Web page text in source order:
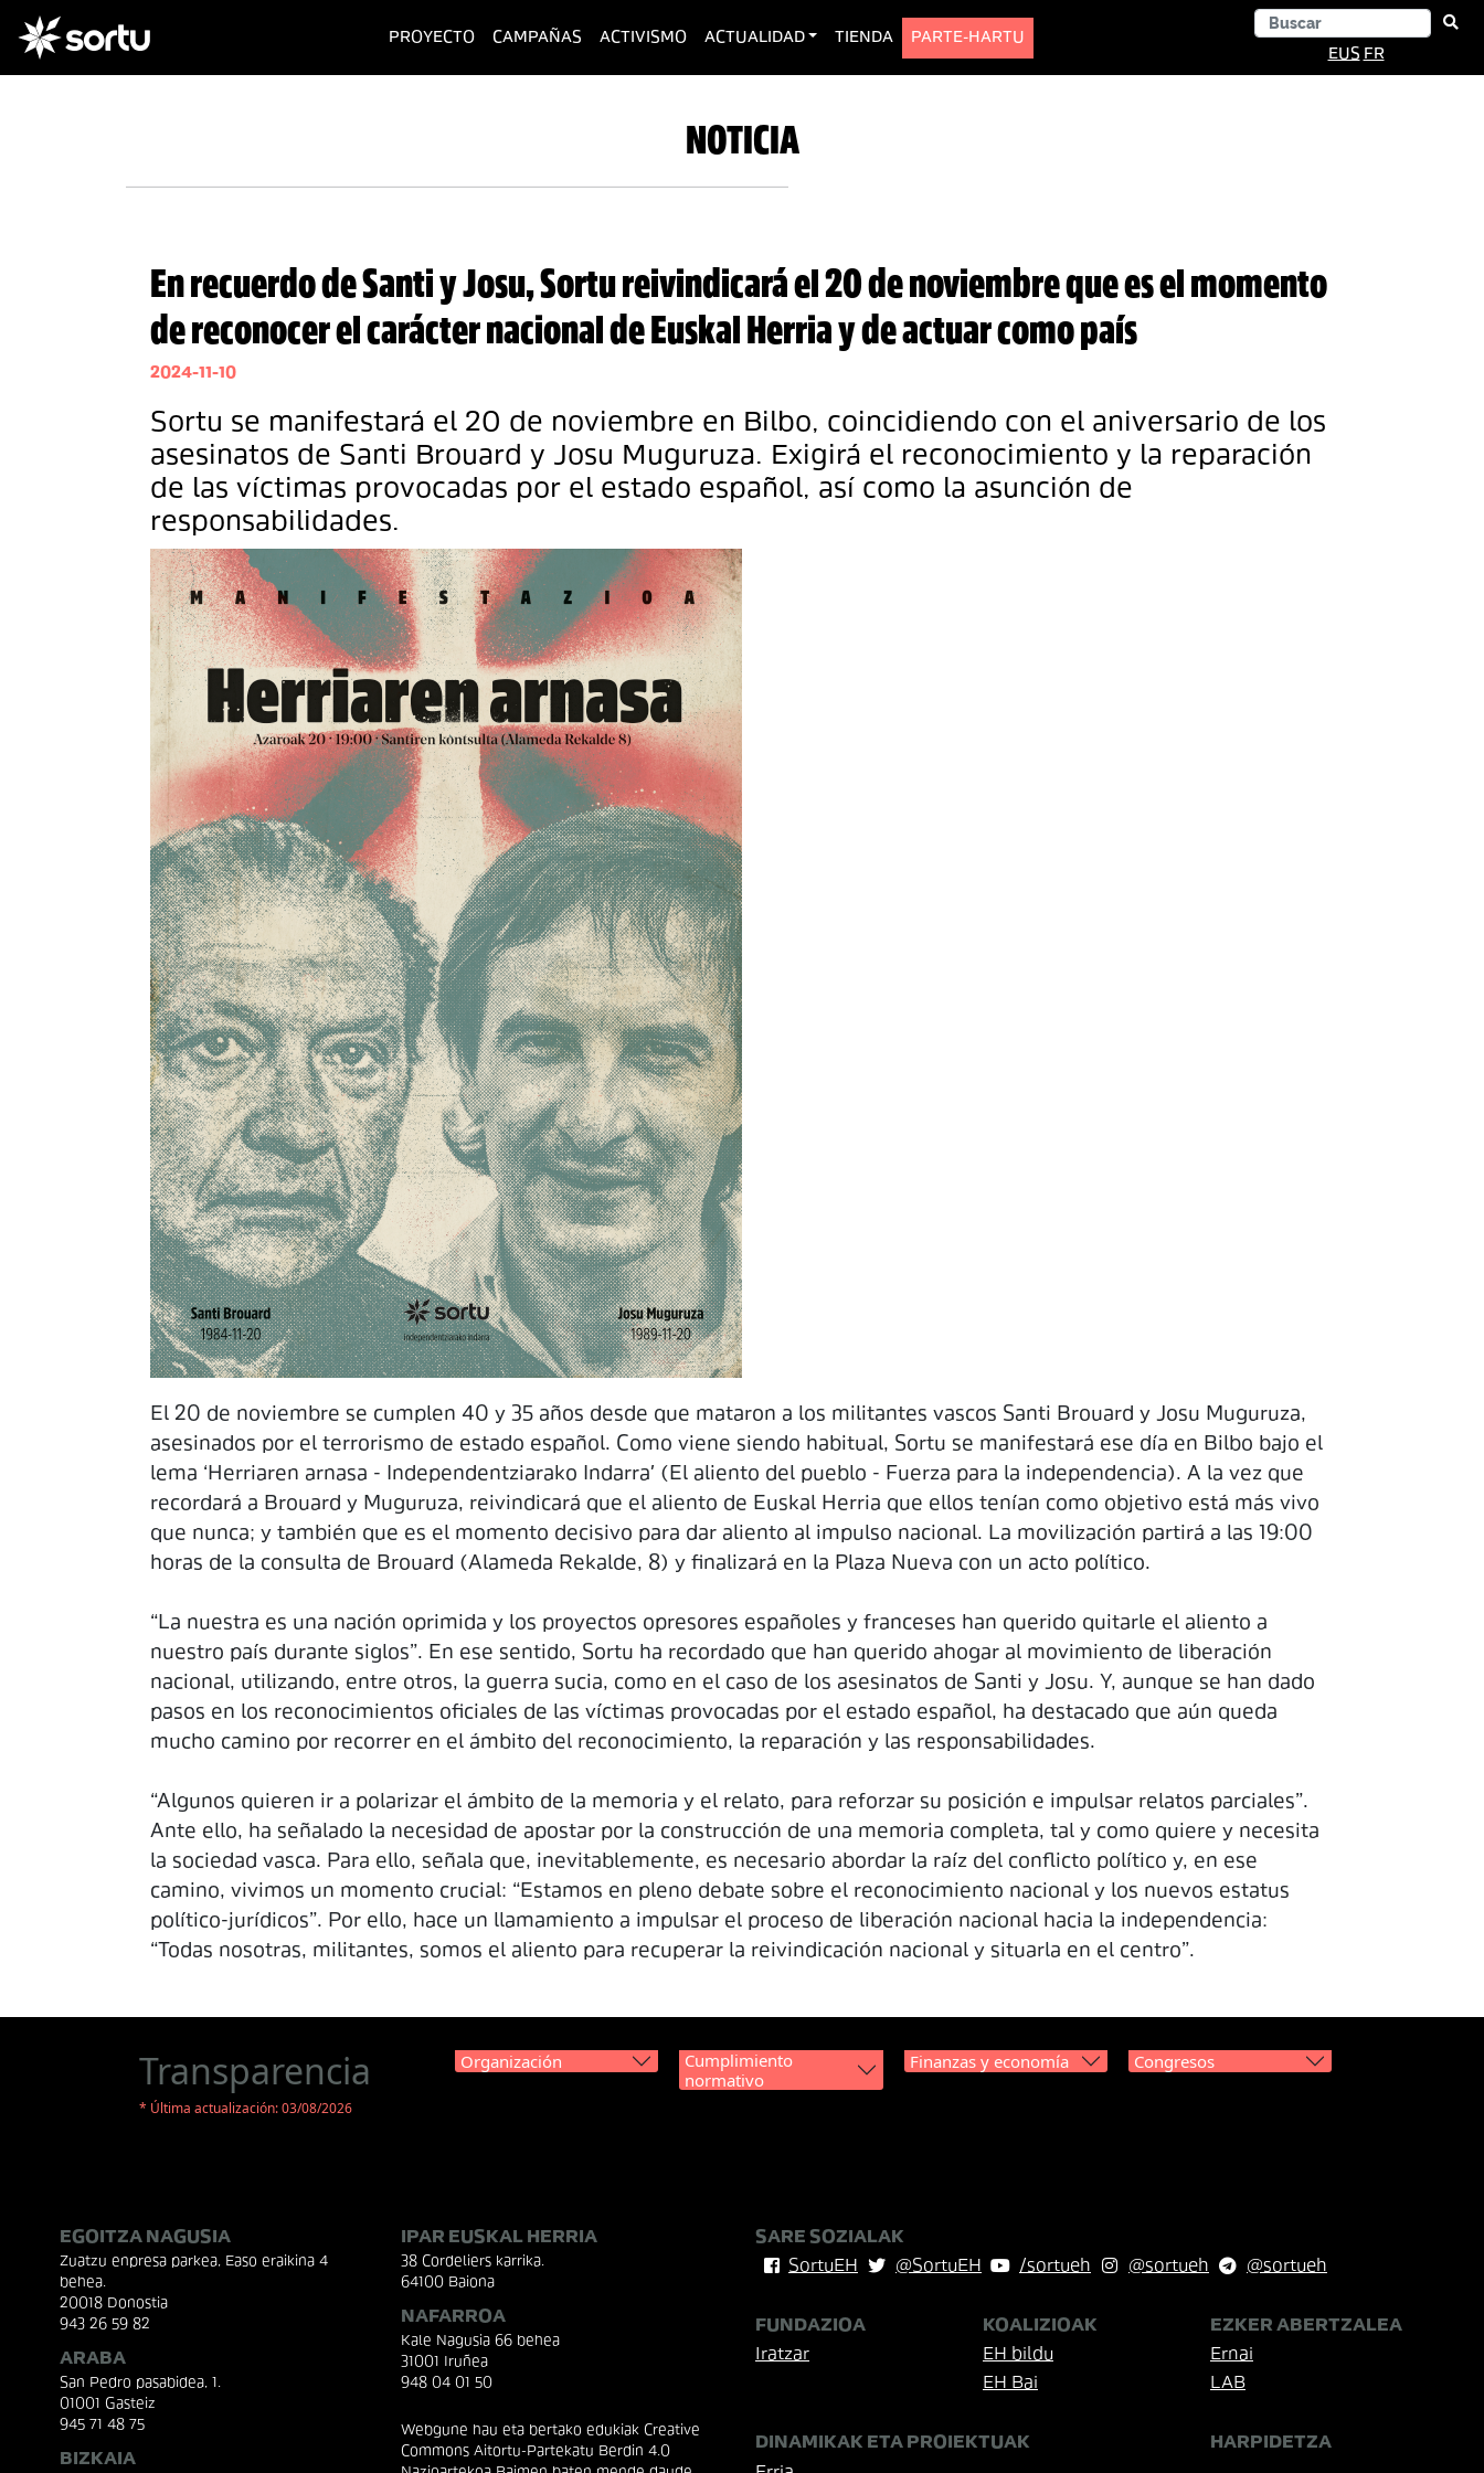
PROYECTO(current)
CAMPAÑAS ACTIVISMO ACTUALIDAD TIENDA
PARTE-HARTU
EUS FR
NOTICIA
En recuerdo de Santi y Josu, Sortu reivindicará el 20 de noviembre que es el momento
de reconocer el carácter nacional de Euskal Herria y de actuar como país
2024-11-10
Sortu se manifestará el 20 de noviembre en Bilbo, coincidiendo con el aniversario de los
asesinatos de Santi Brouard y Josu Muguruza. Exigirá el reconocimiento y la reparación
de las víctimas provocadas por el estado español, así como la asunción de
responsabilidades.
El 20 de noviembre se cumplen 40 y 35 años desde que mataron a los militantes vascos Santi Brouard y Josu Muguruza,
asesinados por el terrorismo de estado español. Como viene siendo habitual, Sortu se manifestará ese día en Bilbo bajo el
lema ‘Herriaren arnasa - Independentziarako Indarra' (El aliento del pueblo - Fuerza para la independencia). A la vez que
recordará a Brouard y Muguruza, reivindicará que el aliento de Euskal Herria que ellos tenían como objetivo está más vivo
que nunca; y también que es el momento decisivo para dar aliento al impulso nacional. La movilización partirá a las 19:00
horas de la consulta de Brouard (Alameda Rekalde, 8) y finalizará en la Plaza Nueva con un acto político.
“La nuestra es una nación oprimida y los proyectos opresores españoles y franceses han querido quitarle el aliento a
nuestro país durante siglos”. En ese sentido, Sortu ha recordado que han querido ahogar al movimiento de liberación
nacional, utilizando, entre otros, la guerra sucia, como en el caso de los asesinatos de Santi y Josu. Y, aunque se han dado
pasos en los reconocimientos oficiales de las víctimas provocadas por el estado español, ha destacado que aún queda
mucho camino por recorrer en el ámbito del reconocimiento, la reparación y las responsabilidades.
“Algunos quieren ir a polarizar el ámbito de la memoria y el relato, para reforzar su posición e impulsar relatos parciales”.
Ante ello, ha señalado la necesidad de apostar por la construcción de una memoria completa, tal y como quiere y necesita
la sociedad vasca. Para ello, señala que, inevitablemente, es necesario abordar la raíz del conflicto político y, en ese
camino, vivimos un momento crucial: “Estamos en pleno debate sobre el reconocimiento nacional y los nuevos estatus
político-jurídicos”. Por ello, hace un llamamiento a impulsar el proceso de liberación nacional hacia la independencia:
“Todas nosotras, militantes, somos el aliento para recuperar la reivindicación nacional y situarla en el centro”.
Transparencia
* Última actualización: 03/08/2026
Organización
Cumplimiento
normativo
Finanzas y economía Congresos
EGOITZA NAGUSIA
Zuatzu enpresa parkea, Easo eraikina 4
behea.
20018 Donostia
943 26 59 82
ARABA
San Pedro pasabidea, 1.
01001 Gasteiz
945 71 48 75
BIZKAIA
IPAR EUSKAL HERRIA
38 Cordeliers karrika.
64100 Baiona
NAFARROA
Kale Nagusia 66 behea
31001 Iruñea
948 04 01 50
Webgune hau eta bertako edukiak Creative
Commons Aitortu-Partekatu Berdin 4.0
SARE SOZIALAK
SortuEH
@SortuEH /sortueh @sortueh @sortueh
FUNDAZIOA
Iratzar
KOALIZIOAK
EH bildu
EH Bai
EZKER ABERTZALEA
Ernai
LAB
DINAMIKAK ETA PROIEKTUAK
HARPIDETZA